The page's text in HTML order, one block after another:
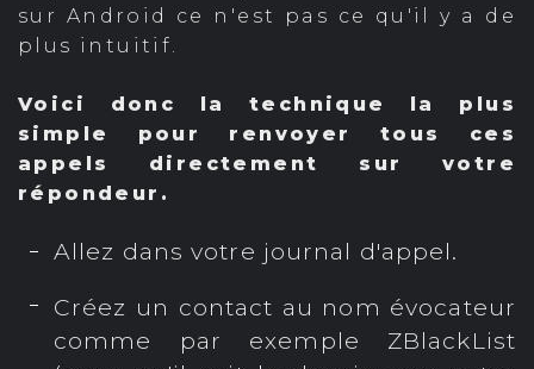
sur Android ce n'est pas ce qu'il y a de
plus intuitif.
Voici donc la technique la plus
simple pour renvoyer tous ces
appels directement sur votre
répondeur.
Allez dans votre journal d'appel.
Créez un contact au nom évocateur
comme par exemple ZBlackList